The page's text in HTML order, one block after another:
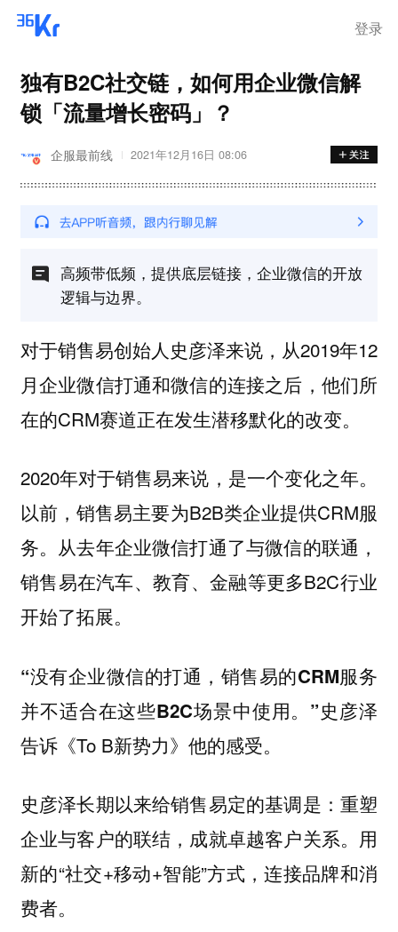
登录
独有B2C社交链，如何用企业微信解
锁「流量增长密码」？
企服最前线 2021年12月16日 08:06
高频带低频，提供底层链接，企业微信的开放
逻辑与边界。
对于销售易创始人史彦泽来说，从2019年12
月企业微信打通和微信的连接之后，他们所
在的CRM赛道正在发生潜移默化的改变。
2020年对于销售易来说，是一个变化之年。
以前，销售易主要为B2B类企业提供CRM服
务。从去年企业微信打通了与微信的联通，
销售易在汽车、教育、金融等更多B2C行业
开始了拓展。
“没有企业微信的打通，销售易的CRM服务
并不适合在这些B2C场景中使用。”史彦泽
告诉《To B新势力》他的感受。
史彦泽长期以来给销售易定的基调是：重塑
企业与客户的联结，成就卓越客户关系。用
新的“社交+移动+智能”方式，连接品牌和消
费者。